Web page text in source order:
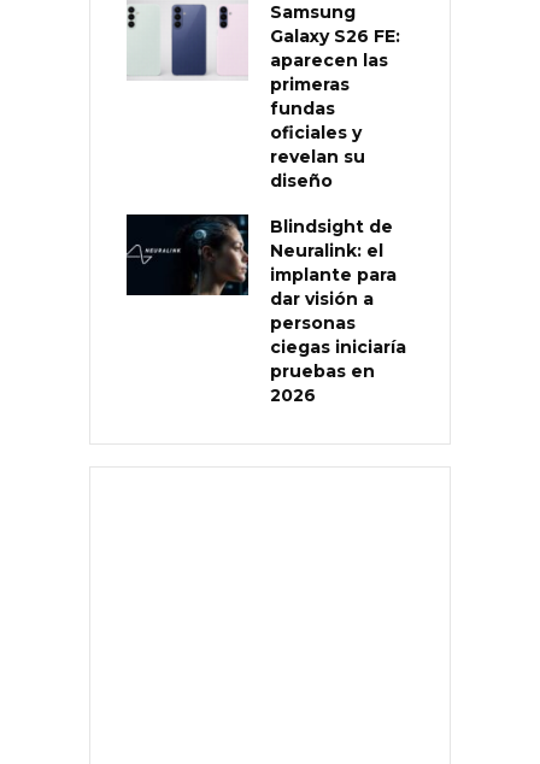
Samsung
Galaxy S26 FE:
aparecen las
primeras
fundas
oficiales y
revelan su
diseño
Blindsight de
Neuralink: el
implante para
dar visión a
personas
ciegas iniciaría
pruebas en
2026